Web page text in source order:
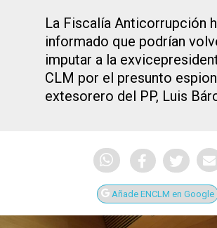
La Fiscalía Anticorrupción
informado que podrían
imputar a la
CLM por el presunto
extesorero del PP, Luis
Añade ENCLM en Google